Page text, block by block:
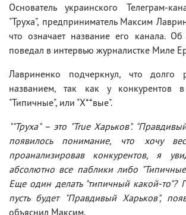
Основатель украинского Телеграм-
"Труха", предприниматель Максим
что означает название его канала.
поведал в интервью журналистке Миле
Лавриненко подчеркнул, что долго
названием, так как у конкурентов
"Типичные", или "Х**вые".
""Труха" – это "True Харьков".
появилось понимание, что хочу
проанализировав конкурентов, я
абсолютно все паблики либо
Еще один делать "типичный какой-то"?
пусть будет "Правдивый Харьков",
объяснил Максим.